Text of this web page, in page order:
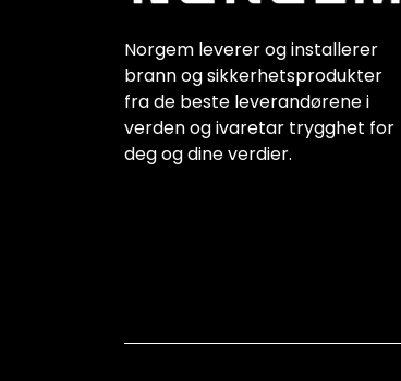
Norgem leverer og installerer
brann og sikkerhetsprodukter
fra de beste leverandørene i
verden og ivaretar trygghet for
deg og dine verdier.